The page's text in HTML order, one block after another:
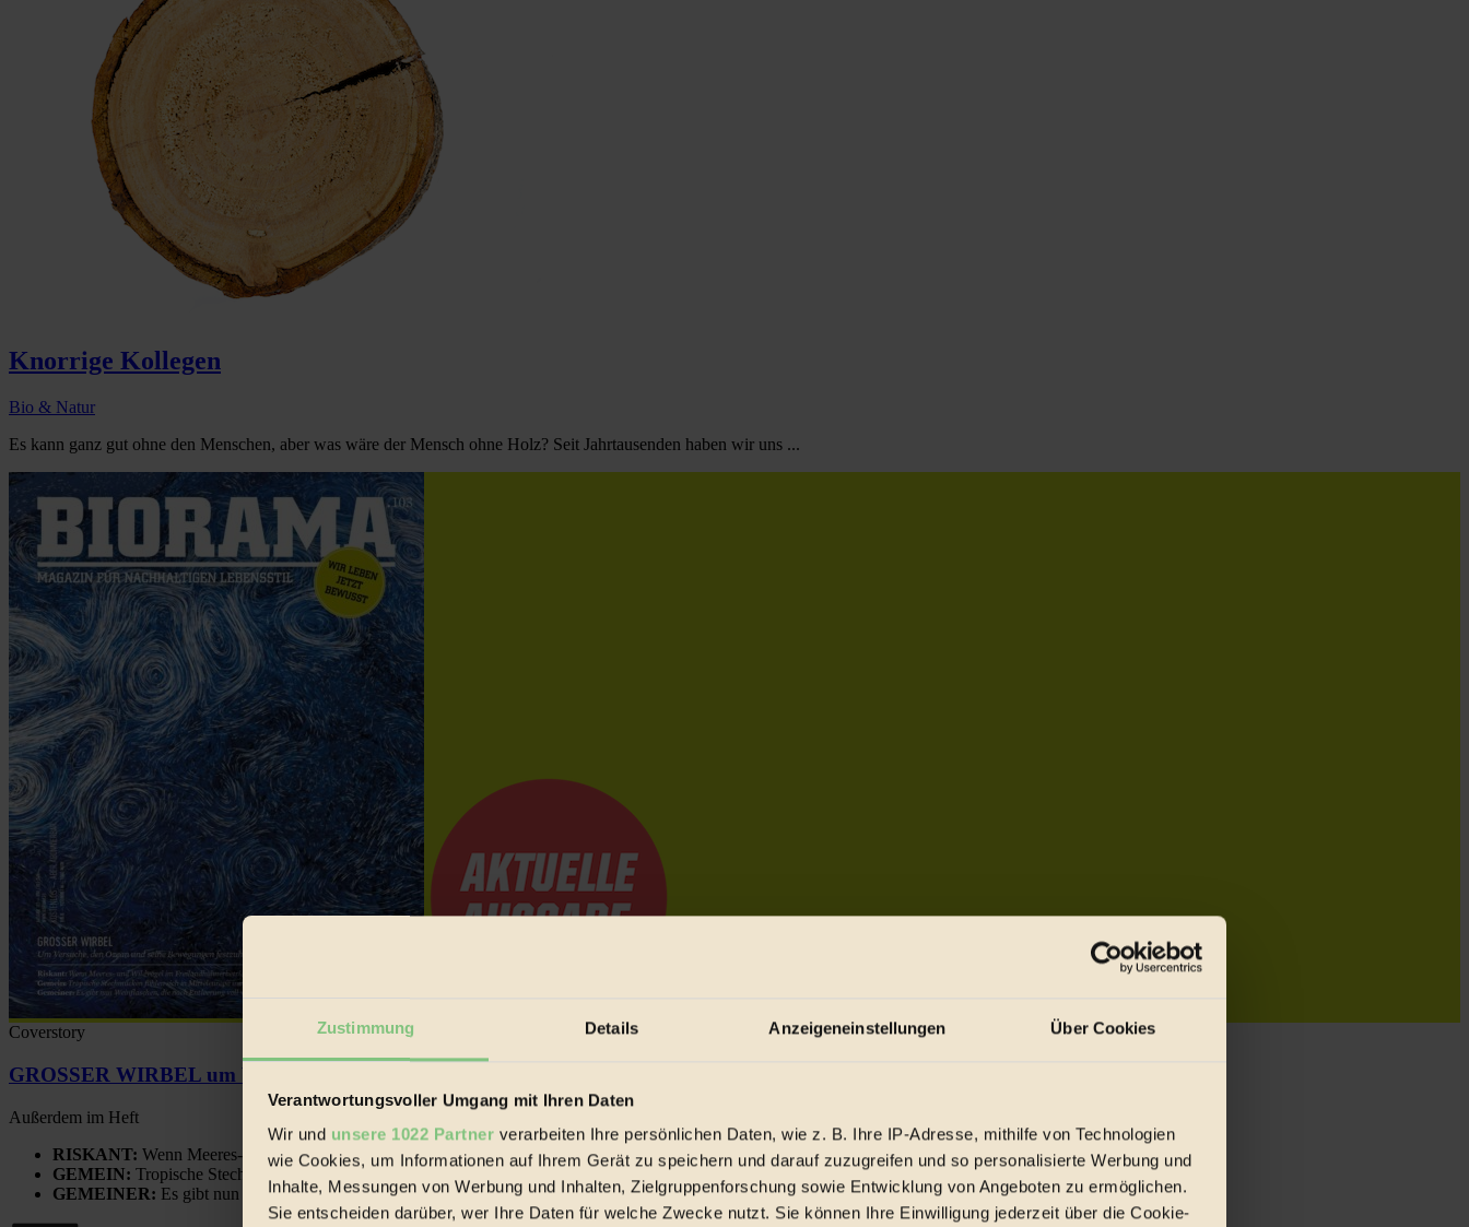
Zustimmung Details Anzeigeneinstellungen Über Cookies
Verantwortungsvoller Umgang mit Ihren Daten
Wir und unsere 1022 Partner verarbeiten Ihre persönlichen Daten, wie z. B. Ihre IP-Adresse, mithilfe von Technologien
wie Cookies, um Informationen auf Ihrem Gerät zu speichern und darauf zuzugreifen und so personalisierte Werbung und
Inhalte, Messungen von Werbung und Inhalten, Zielgruppenforschung sowie Entwicklung von Angeboten zu ermöglichen.
Sie entscheiden darüber, wer Ihre Daten für welche Zwecke nutzt. Sie können Ihre Einwilligung jederzeit über die Cookie-
Knorrige Kollegen
Bio & Natur
Es kann ganz gut ohne den Menschen, aber was wäre der Mensch ohne Holz? Seit Jahrtausenden haben wir uns ...
Coverstory
GROSSER WIRBEL um Versuche, den Ozean und seine Bewegungen festzuhalten.
Außerdem im Heft
RISKANT: Wenn Meeres- und Wildvögel im Freilandhühnerbetrieb vorbeischauen.
GEMEIN: Tropische Stechmücken fühlen sich in Mitteleuropa inziwschen oft zu Hause.
GEMEINER: Es gibt nun Weinflaschen, die nach Entleerung voll wieder zu dir zurückkommen.